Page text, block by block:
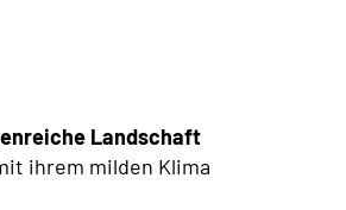
Landschaft
ihrem milden Klima